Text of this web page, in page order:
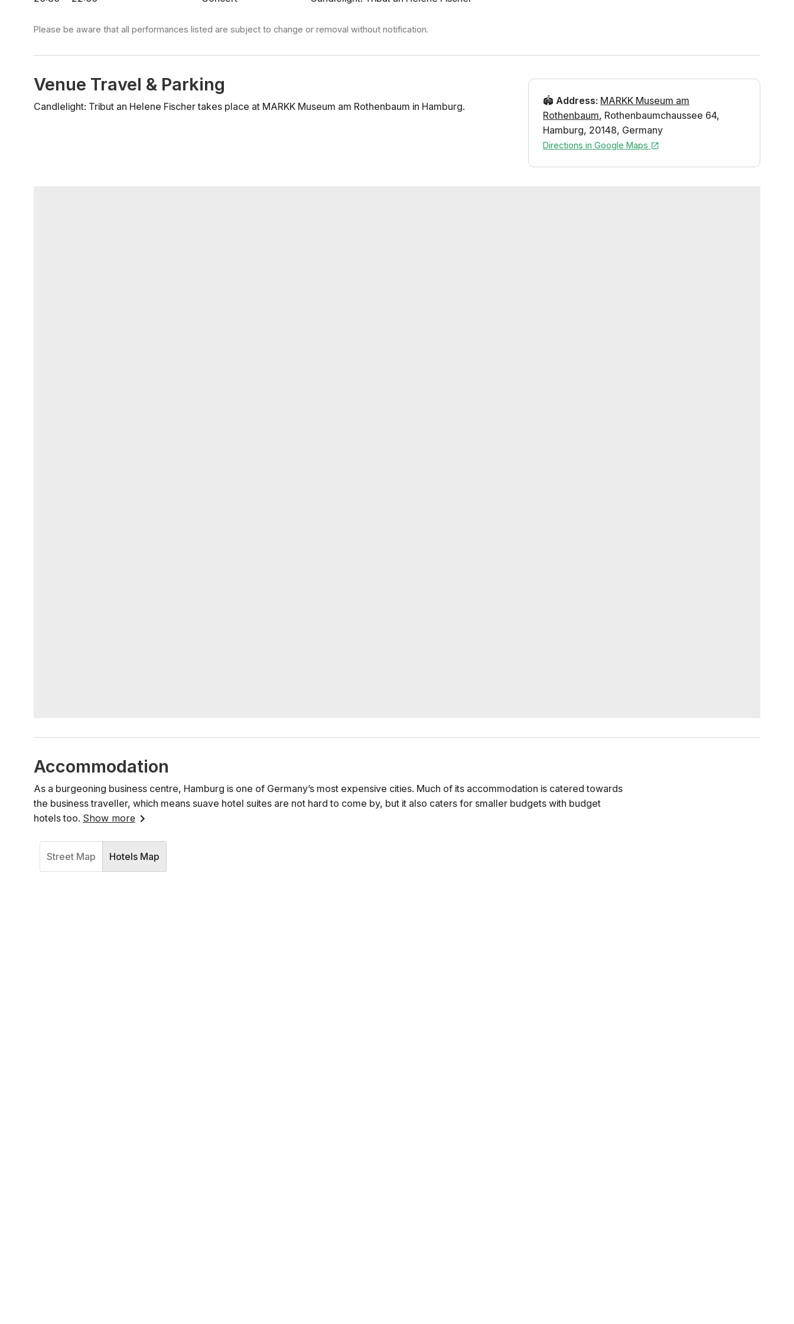
Please be aware that all performances listed are subject to change or removal without notification.
Venue Travel & Parking
🏟️ Address: MARKK Museum am
Rothenbaum, Rothenbaumchaussee 64,
Hamburg, 20148, Germany
Directions in Google Maps
Candlelight: Tribut an Helene Fischer takes place at MARKK Museum am Rothenbaum in Hamburg.
Accommodation
As a burgeoning business centre, Hamburg is one of Germany’s most expensive cities. Much of its accommodation is catered towards
the business traveller, which means suave hotel suites are not hard to come by, but it also caters for smaller budgets with budget
hotels too. Show more
Street Map Hotels Map